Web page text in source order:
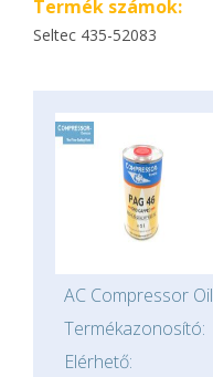
Termék számok:
Seltec 435-52083
AC Compressor
Termékazonosító:
Elérhető: